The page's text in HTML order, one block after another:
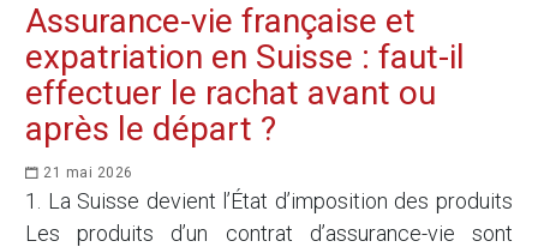
Assurance-vie française et
expatriation en Suisse : faut-il
effectuer le rachat avant ou
après le départ ?
21 mai 2026
1. La Suisse devient l’État d’imposition des produits
Les produits d’un contrat d’assurance-vie sont